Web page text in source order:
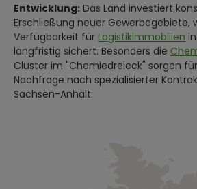
Entwicklung: Das Land investiert
Erschließung neuer Gewerbegebiete,
Verfügbarkeit für Logistikimmobilien
langfristig sichert. Besonders die
Cluster im "Chemiedreieck" sorgen
Nachfrage nach spezialisierter
Sachsen-Anhalt.